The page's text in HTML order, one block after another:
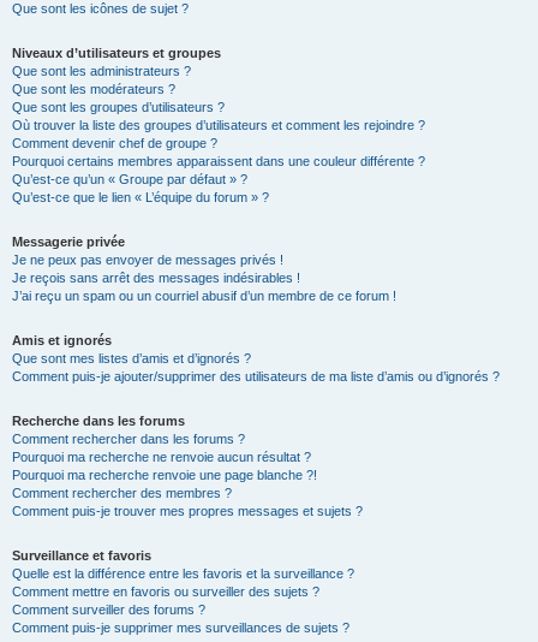
Que sont les icônes de sujet ?
Niveaux d’utilisateurs et groupes
Que sont les administrateurs ?
Que sont les modérateurs ?
Que sont les groupes d’utilisateurs ?
Où trouver la liste des groupes d’utilisateurs et comment les rejoindre ?
Comment devenir chef de groupe ?
Pourquoi certains membres apparaissent dans une couleur différente ?
Qu’est-ce qu’un « Groupe par défaut » ?
Qu’est-ce que le lien « L’équipe du forum » ?
Messagerie privée
Je ne peux pas envoyer de messages privés !
Je reçois sans arrêt des messages indésirables !
J’ai reçu un spam ou un courriel abusif d’un membre de ce forum !
Amis et ignorés
Que sont mes listes d’amis et d’ignorés ?
Comment puis-je ajouter/supprimer des utilisateurs de ma liste d’amis ou d’ignorés ?
Recherche dans les forums
Comment rechercher dans les forums ?
Pourquoi ma recherche ne renvoie aucun résultat ?
Pourquoi ma recherche renvoie une page blanche ?!
Comment rechercher des membres ?
Comment puis-je trouver mes propres messages et sujets ?
Surveillance et favoris
Quelle est la différence entre les favoris et la surveillance ?
Comment mettre en favoris ou surveiller des sujets ?
Comment surveiller des forums ?
Comment puis-je supprimer mes surveillances de sujets ?